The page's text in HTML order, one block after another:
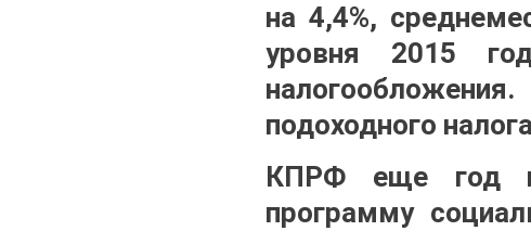
на 4,4%,
уровня 2015
подоходного
КПРФ еще год
программу